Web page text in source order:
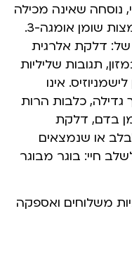
נוסחה שאינה מכילה
חלבון סויה, רמות גבוהות של חומצות שומן אומגה-3.
דלקת אלרגית
תגובות שליליות
אינו
גדילה, כלבות הרות
בדם, דלקת
או שנמצאים
חיי: בוגר מבוגר
משלוחים ואספקה